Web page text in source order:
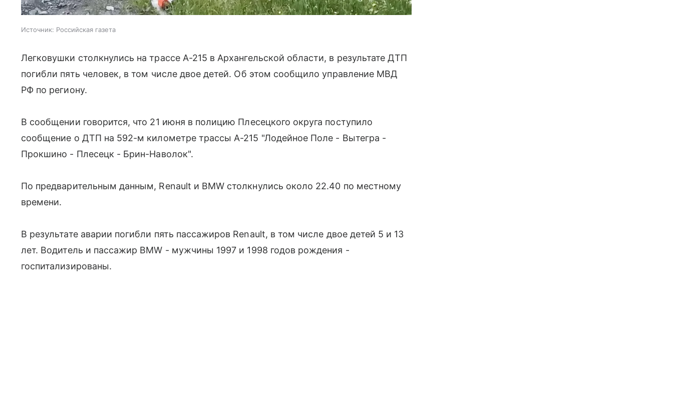
Источник: Российская газета
Легковушки столкнулись на трассе А-215 в Архангельской области, в результате ДТП
погибли пять человек, в том числе двое детей. Об этом сообщило управление МВД
РФ по региону.
В сообщении говорится, что 21 июня в полицию Плесецкого округа поступило
сообщение о ДТП на 592-м километре трассы А-215 "Лодейное Поле - Вытегра -
Прокшино - Плесецк - Брин-Наволок".
По предварительным данным, Renault и BMW столкнулись около 22.40 по местному
времени.
В результате аварии погибли пять пассажиров Renault, в том числе двое детей 5 и 13
лет. Водитель и пассажир BMW - мужчины 1997 и 1998 годов рождения -
госпитализированы.